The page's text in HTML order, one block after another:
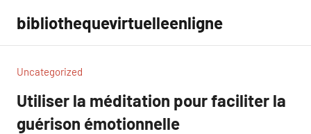
contenu
bibliothequevirtuelleenligne
Uncategorized
Utiliser la méditation pour faciliter la
guérison émotionnelle